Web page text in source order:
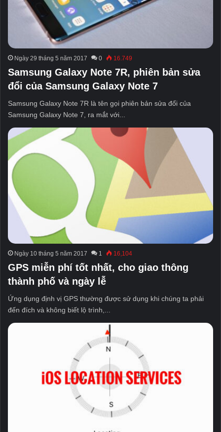
Ngày 29 tháng 5 năm 2017 0 16.749
Samsung Galaxy Note 7R, phiên bản sửa
đổi của Samsung Galaxy Note 7
Samsung Galaxy Note 7R là tên gọi phiên bản sửa đổi của
Samsung Galaxy Note 7, ra mắt với...
Ngày 10 tháng 5 năm 2017 1 16,104
GPS miễn phí tốt nhất, cho giao thông
thành phố và ngày lễ
Ứng dụng định vị GPS thường được sử dụng khi chúng ta phải
đến đích và không biết lộ trình,...